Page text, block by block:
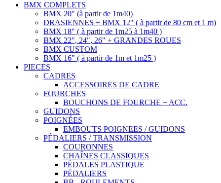
BMX COMPLETS
BMX 20" (à partir de 1m40)
DRASIENNES + BMX 12" ( à partir de 80 cm et 1 m)
BMX 18" ( à partir de 1m25 à 1m40 )
BMX 22", 24", 26" + GRANDES ROUES
BMX CUSTOM
BMX 16" ( à partir de 1m et 1m25 )
PIECES
CADRES
ACCESSOIRES DE CADRE
FOURCHES
BOUCHONS DE FOURCHE + ACC.
GUIDONS
POIGNÉES
EMBOUTS POIGNEES / GUIDONS
PÉDALIERS / TRANSMISSION
COURONNES
CHAÎNES CLASSIQUES
PÉDALES PLASTIQUE
PÉDALIERS